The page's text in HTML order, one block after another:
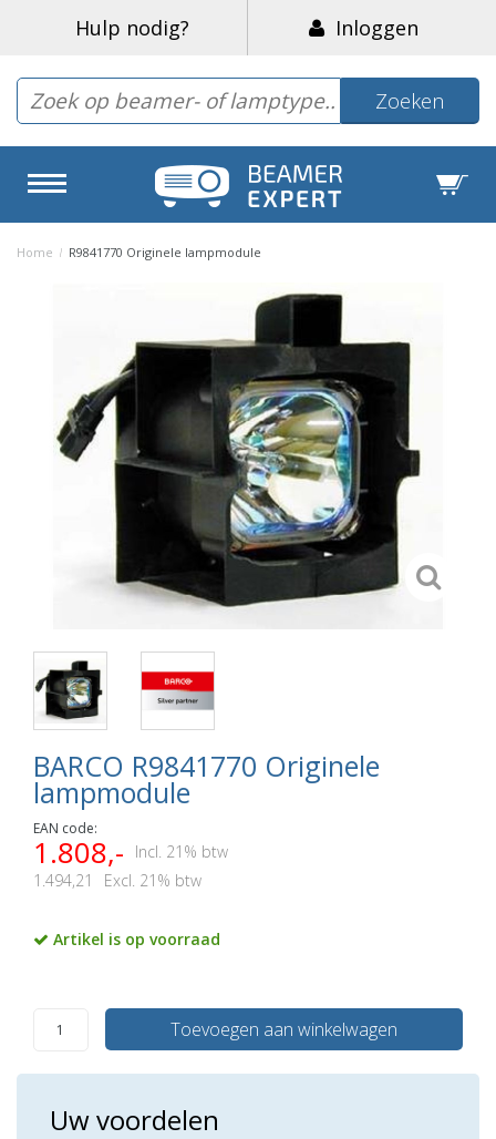
Hulp nodig? Inloggen
Zoeken
Home / R9841770 Originele lampmodule
BARCO R9841770 Originele
lampmodule
EAN code:
1.808,-
Incl. 21% btw
1.494,21
Excl. 21% btw
Artikel is op voorraad
Toevoegen aan winkelwagen
Uw voordelen